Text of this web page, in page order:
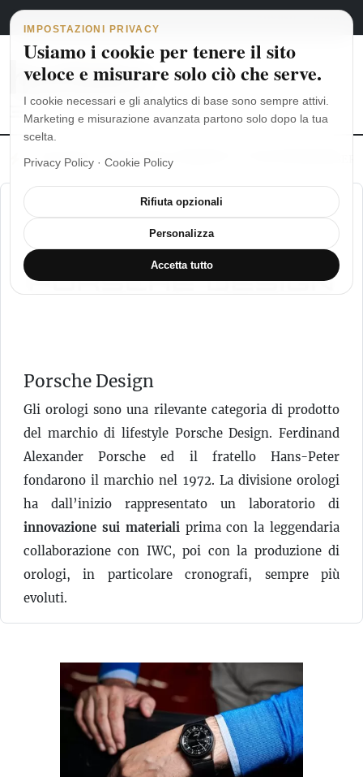
Vai al contenuto
Navigazione principale
6 agosto 2026 italiano
MoonSwatch: dalle origini al MISSION TO THE MOONPHASE
Porsche Design
Gli orologi sono una rilevante categoria di prodotto
del marchio di lifestyle Porsche Design. Ferdinand
Alexander Porsche ed il fratello Hans-Peter
fondarono il marchio nel 1972. La divisione orologi
ha dall’inizio rappresentato un laboratorio di
innovazione sui materialiprima con la leggendaria
collaborazione con IWC, poi con la produzione di
orologi, in particolare cronografi, sempre più
evoluti.
IMPOSTAZIONI PRIVACY
Usiamo i cookie per tenere il sito
veloce e misurare solo ciò che serve.
I cookie necessari e gli analytics di base sono sempre attivi.
Marketing e misurazione avanzata partono solo dopo la tua
scelta.
Privacy Policy · Cookie Policy
Rifiuta opzionali
Personalizza
Accetta tutto